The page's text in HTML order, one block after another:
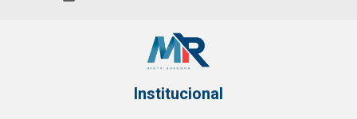
Institucional